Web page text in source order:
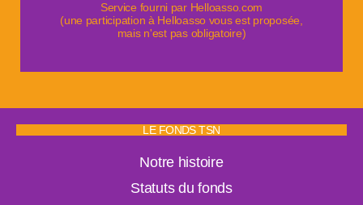
Service fourni par Helloasso.com
(une participation à Helloasso vous est proposée,
mais n'est pas obligatoire)
LE FONDS TSN
Notre histoire
Statuts du fonds